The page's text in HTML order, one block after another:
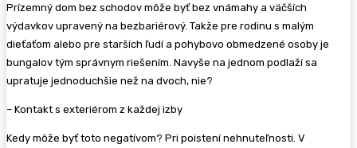
Prízemný dom bez schodov môže byť bez vnámahy a väčších
výdavkov upravený na bezbariérový. Takže pre rodinu s malým
dieťaťom alebo pre starších ľudí a pohybovo obmedzené osoby je
bungalov tým správnym riešením. Navyše na jednom podlaží sa
upratuje jednoduchšie než na dvoch, nie?
– Kontakt s exteriérom z každej izby
Kedy môže byť toto negatívom? Pri poistení nehnuteľnosti. V